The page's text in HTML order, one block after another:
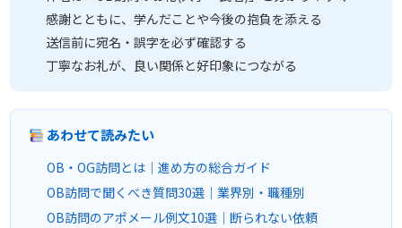
感謝とともに、学んだことや今後の抱負を添える
送信前に宛名・誤字を必ず確認する
丁寧なお礼が、良い関係と好印象につながる
あわせて読みたい
OB・OG訪問とは｜進め方の総合ガイド
OB訪問で聞くべき質問30選｜業界別・職種別
OB訪問のアポメール例文10選｜断られない依頼